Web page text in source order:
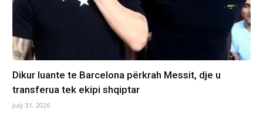
Dikur luante te Barcelona përkrah Messit, dje u
transferua tek ekipi shqiptar
July 31, 2026